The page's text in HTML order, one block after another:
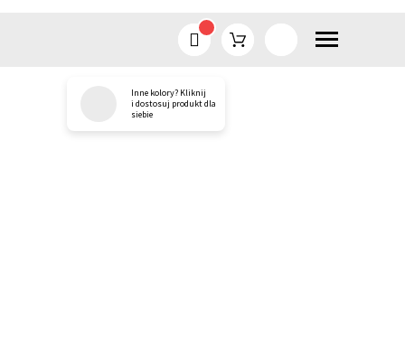
Inne kolory? Kliknij
i dostosuj produkt dla
siebie